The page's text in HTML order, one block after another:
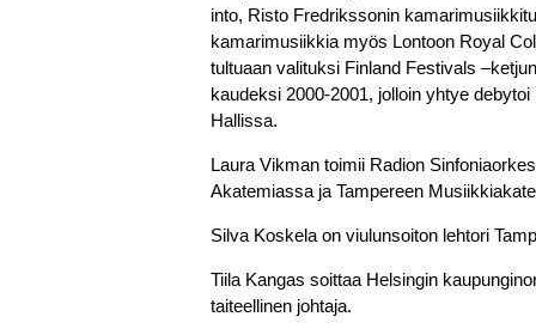
into, Risto Fredrikssonin
kamarimusiikkia myös Lontoon Royal
tultuaan valituksi Finland Festivals
kaudeksi 2000-2001, jolloin yhtye
Hallissa.
Laura Vikman toimii Radion
Akatemiassa ja Tampereen
Silva Koskela on viulunsoiton lehtori
Tiila Kangas soittaa Helsingin
taiteellinen johtaja.